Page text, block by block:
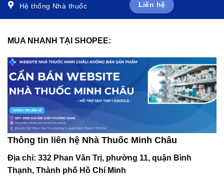
Hệ thống Nhà thuốc Liên hệ
MUA NHANH TẠI SHOPEE:
Thông tin liên hệ Nhà Thuốc Minh Châu
Địa chỉ: 332 Phan Văn Trị, phường 11, quận Bình
Thạnh, Thành phố Hồ Chí Minh